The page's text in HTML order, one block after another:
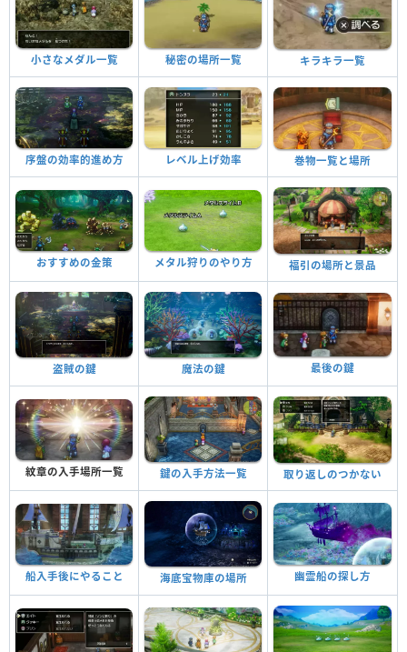
小さなメダル一覧 秘密の場所一覧 キラキラ一覧
序盤の効率的進め方 レベル上げ効率 巻物一覧と場所
おすすめの金策 メタル狩りのやり方 福引の場所と景品
盗賊の鍵 魔法の鍵 最後の鍵
紋章の入手場所一覧 鍵の入手方法一覧 取り返しのつかない
船入手後にやること 海底宝物庫の場所 幽霊船の探し方